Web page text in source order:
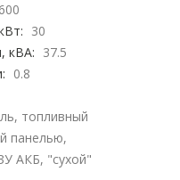
30
кВА: 37.5
0.8
топливный
панелью,
АКБ, "сухой"